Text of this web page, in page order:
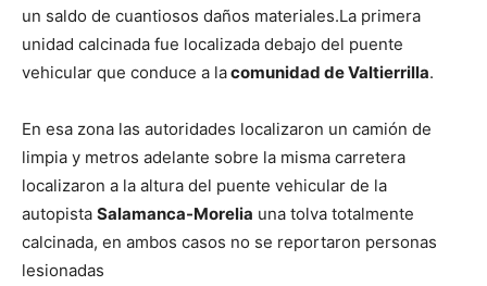
un saldo de cuantiosos daños materiales.La primera
unidad calcinada fue localizada debajo del puente
vehicular que conduce a lacomunidad de Valtierrilla.
En esa zona las autoridades localizaron un camión de
limpia y metros adelante sobre la misma carretera
localizaron a la altura del puente vehicular de la
autopista Salamanca-Morelia una tolva totalmente
calcinada, en ambos casos no se reportaron personas
lesionadas